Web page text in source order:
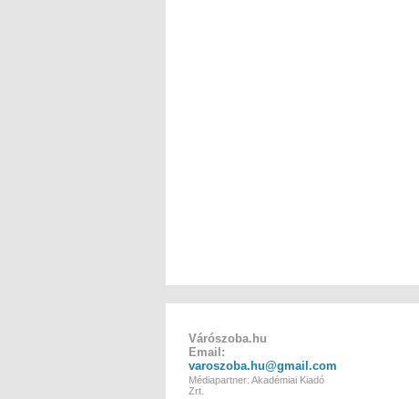
Várószoba.hu
Email:
varoszoba.hu@gmail.com
Médiapartner: Akadémiai Kiadó
Zrt.